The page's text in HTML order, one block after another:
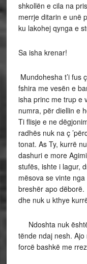
shkollën e cila na
merrje ditarin e unë
ku lakohej qynga e
Sa isha krenar!
Mundohesha t’i fus
fshira me vesën e
isha princ me trup e
numra, për diellin e
Ti flisje e ne
radhës nuk na ç
tonat. As Ty, kurrë
dashuri e more
stufës, ishte i lagur,
mësova se vinte
breshër apo
dhe nuk u kthye
Ndoshta nuk
tënde ndaj nesh.
forcë bashkë me